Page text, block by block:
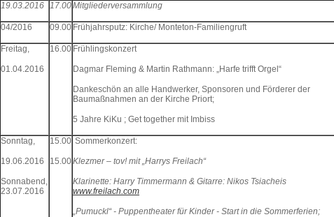
19.03.2016 17.00Mitgliederversammlung
04/2016 09.00 Frühjahrsputz: Kirche/ Monteton-Familiengruft
Freitag,
01.04.2016
16.00 Frühlingskonzert
Dagmar Fleming & Martin Rathmann: „Harfe trifft Orgel“
Dankeschön an alle Handwerker, Sponsoren und Förderer der
Baumaßnahmen an der Kirche Priort;
5 Jahre KiKu ; Get together mit Imbiss
Sonntag,
19.06.2016
Sonnabend,
23.07.2016
15.00
15.00
Sommerkonzert:
Klezmer – tov! mit „Harrys Freilach“
Klarinette: Harry Timmermann & Gitarre: Nikos Tsiacheis
www.freilach.com
„Pumuckl“ - Puppentheater für Kinder - Start in die Sommerferien;